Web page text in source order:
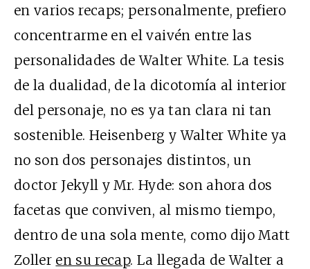
en varios recaps; personalmente, prefiero
concentrarme en el vaivén entre las
personalidades de Walter White. La tesis
de la dualidad, de la dicotomía al interior
del personaje, no es ya tan clara ni tan
sostenible. Heisenberg y Walter White ya
no son dos personajes distintos, un
doctor Jekyll y Mr. Hyde: son ahora dos
facetas que conviven, al mismo tiempo,
dentro de una sola mente, como dijo Matt
Zoller en su recap. La llegada de Walter a